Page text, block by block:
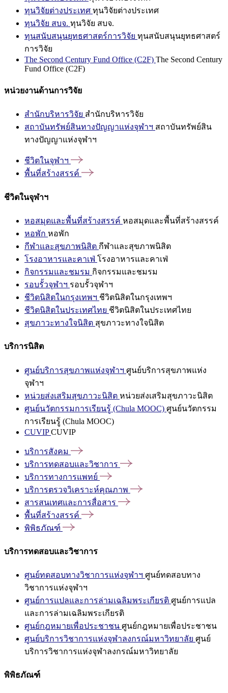
ทุนวิจัยต่างประเทศ ทุนวิจัยต่างประเทศ
ทุนวิจัย สบจ. ทุนวิจัย สบจ.
ทุนสนับสนุนยุทธศาสตร์การวิจัย ทุนสนับสนุนยุทธศาสตร์
การวิจัย
The Second Century Fund Office (C2F) The Second Century
Fund Office (C2F)
หน่วยงานด้านการวิจัย
สำนักบริหารวิจัย สำนักบริหารวิจัย
สถาบันทรัพย์สินทางปัญญาแห่งจุฬาฯ สถาบันทรัพย์สิน
ทางปัญญาแห่งจุฬาฯ
ชีวิตในจุฬาฯ
พื้นที่สร้างสรรค์
ชีวิตในจุฬาฯ
หอสมุดและพื้นที่สร้างสรรค์ หอสมุดและพื้นที่สร้างสรรค์
หอพัก หอพัก
กีฬาและสุขภาพนิสิต กีฬาและสุขภาพนิสิต
โรงอาหารและคาเฟ่ โรงอาหารและคาเฟ่
กิจกรรมและชมรม กิจกรรมและชมรม
รอบรั้วจุฬาฯ รอบรั้วจุฬาฯ
ชีวิตนิสิตในกรุงเทพฯ ชีวิตนิสิตในกรุงเทพฯ
ชีวิตนิสิตในประเทศไทย ชีวิตนิสิตในประเทศไทย
สุขภาวะทางใจนิสิต สุขภาวะทางใจนิสิต
บริการนิสิต
ศูนย์บริการสุขภาพแห่งจุฬาฯ ศูนย์บริการสุขภาพแห่ง
จุฬาฯ
หน่วยส่งเสริมสุขภาวะนิสิต หน่วยส่งเสริมสุขภาวะนิสิต
ศูนย์นวัตกรรมการเรียนรู้ (Chula MOOC) ศูนย์นวัตกรรม
การเรียนรู้ (Chula MOOC)
CUVIPCUVIP
บริการสังคม
บริการทดสอบและวิชาการ
บริการทางการแพทย์
บริการตรวจวิเคราะห์คุณภาพ
สารสนเทศและการสื่อสาร
พื้นที่สร้างสรรค์
พิพิธภัณฑ์
บริการทดสอบและวิชาการ
ศูนย์ทดสอบทางวิชาการแห่งจุฬาฯ ศูนย์ทดสอบทาง
วิชาการแห่งจุฬาฯ
ศูนย์การแปลและการล่ามเฉลิมพระเกียรติ ศูนย์การแปล
และการล่ามเฉลิมพระเกียรติ
ศูนย์กฎหมายเพื่อประชาชน ศูนย์กฎหมายเพื่อประชาชน
ศูนย์บริการวิชาการแห่งจุฬาลงกรณ์มหาวิทยาลัย ศูนย์
บริการวิชาการแห่งจุฬาลงกรณ์มหาวิทยาลัย
พิพิธภัณฑ์